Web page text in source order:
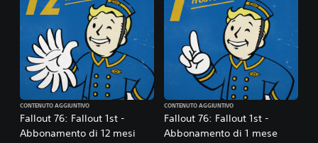
Fallout 76: Fallout 1st -
Abbonamento di 12 mesi
CONTENUTO AGGIUNTIVO
Fallout 76: Fallout 1st -
Abbonamento di 1 mese
CONTENUTO AGGIUNTIVO